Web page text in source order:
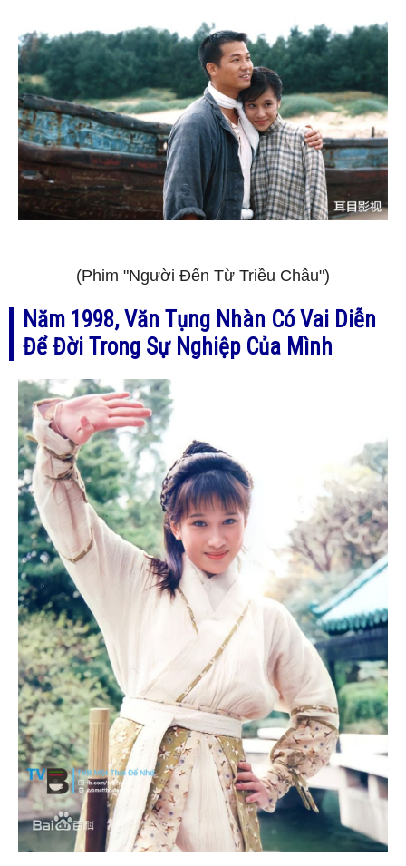
(Phim "Người Đến Từ Triều Châu")
Năm 1998, Văn Tụng Nhàn Có Vai Diễn
Để Đời Trong Sự Nghiệp Của Mình